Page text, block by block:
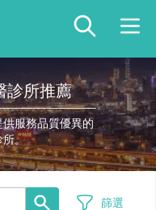
診所推薦
服務品質優異的
所。
篩選